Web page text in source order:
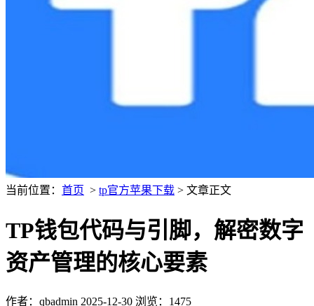
当前位置： 首页 > tp官方苹果下载 > 文章正文
TP钱包代码与引脚，解密数字
资产管理的核心要素
作者：qbadmin 2025-12-30 浏览：1475